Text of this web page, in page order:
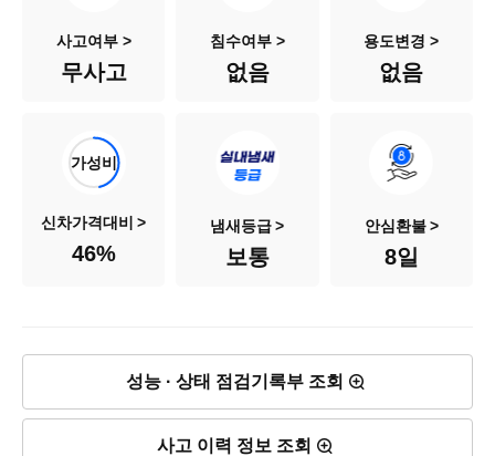
색상 청색
가솔린
배기량 998cc
사고여부 >
무사고
침수여부 >
없음
용도변경 >
없음
가성비
신차가격대비
46%
냄새등급
보통
안심환불
8일
성능 · 상태 점검기록부 조회
사고 이력 정보 조회